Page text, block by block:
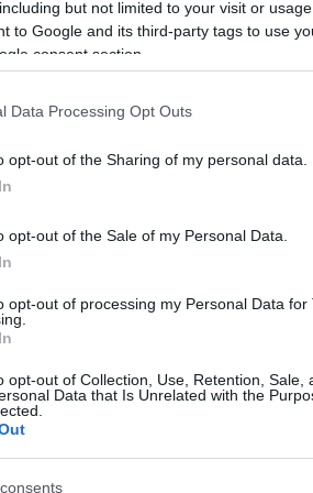
but not limited to your visit or
to Google and its third-party tags to use
consent section.
Data Processing Opt Outs
opt-out of the Sharing of my personal data.
opt-out of the Sale of my Personal Data.
opt-out of processing my Personal Data for
opt-out of Collection, Use, Retention, Sale,
Data that Is Unrelated with the
ahol a helyiek nem kérnek a
gyűjteni – majd rangsorolni –,
„zsebtolvaj” a „lopás” vagy a
Famíliát vagy az Akropoliszt –